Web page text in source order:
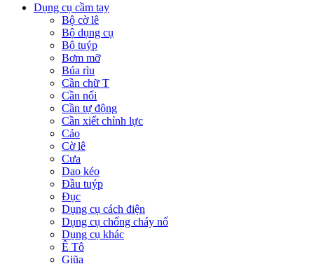
Dụng cụ cầm tay
Bộ cờ lê
Bộ dụng cụ
Bộ tuýp
Bơm mỡ
Búa rìu
Cần chữ T
Cần nối
Cần tự động
Cần xiết chỉnh lực
Cảo
Cờ lê
Cưa
Dao kéo
Đầu tuýp
Đục
Dụng cụ cách điện
Dụng cụ chống cháy nổ
Dụng cụ khác
Ê Tô
Giũa